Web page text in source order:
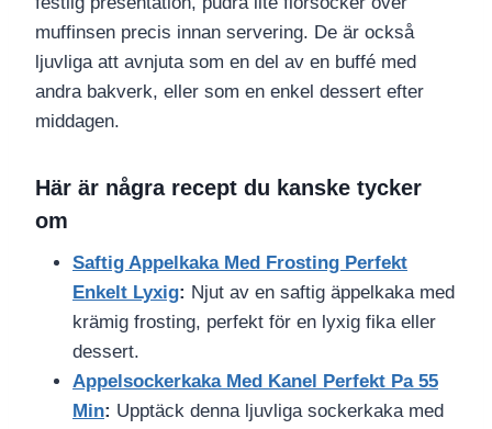
muffinsen precis innan servering. De är också
ljuvliga att avnjuta som en del av en buffé med
andra bakverk, eller som en enkel dessert efter
middagen.
Här är några recept du kanske tycker
om
Saftig Appelkaka Med Frosting Perfekt
Enkelt Lyxig: Njut av en saftig äppelkaka med
krämig frosting, perfekt för en lyxig fika eller
dessert.
Appelsockerkaka Med Kanel Perfekt Pa 55
Min: Upptäck denna ljuvliga sockerkaka med